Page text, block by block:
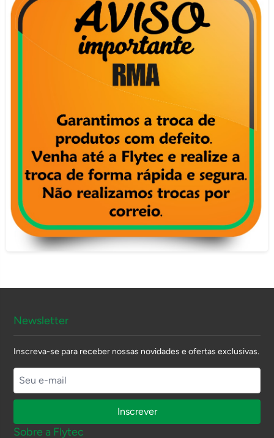
Sobre a Flytec
Newsletter
Inscreva-se para receber nossas novidades e ofertas exclusivas.
Inscrever